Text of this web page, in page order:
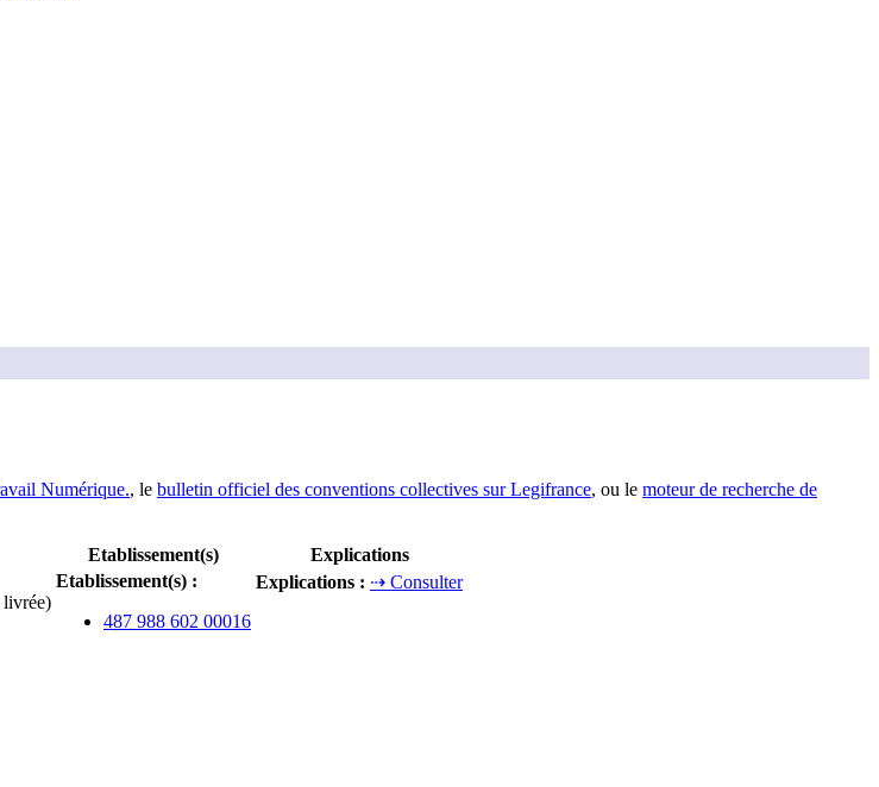
Numérique., le bulletin officiel des conventions collectives sur Legifrance, ou le moteur de recherche de
Etablissement(s)
Explications
livrée)
Etablissement(s) :
487 988 602 00016
Explications : ⇢ Consulter